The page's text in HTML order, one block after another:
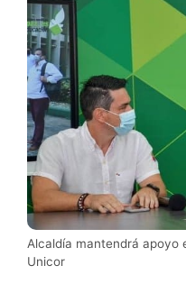
Alcaldía mantendrá apoyo
Unicor